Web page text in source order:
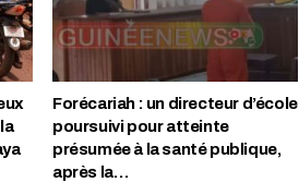
Forécariah : un directeur d’école
poursuivi pour atteinte
présumée à la santé publique,
après la…